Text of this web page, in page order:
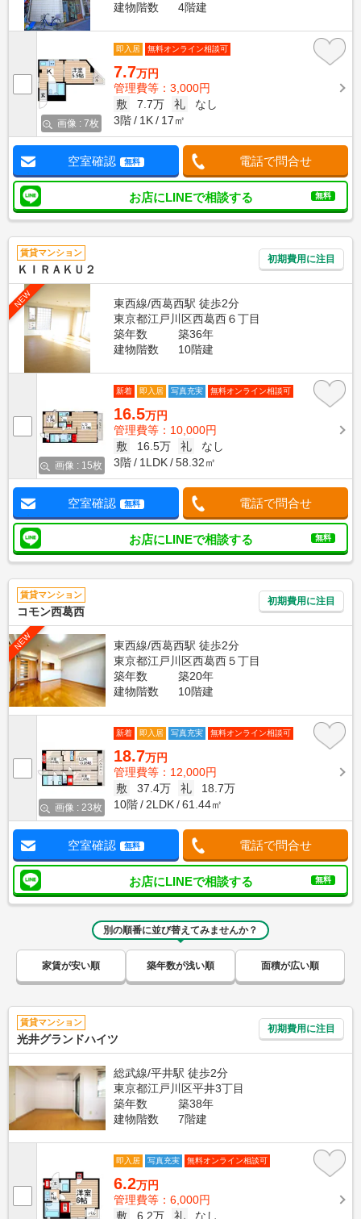
建物階数
4階建
画像 : 7枚
即入居 無料オンライン相談可
7.7万円
管理費等：3,000円
敷
7.7万 礼
なし
3階
1K 17㎡
空室確認 無料 電話で問合せ
お店にLINEで相談する 無料
賃貸マンション
ＫＩＲＡＫＵ２
初期費用に注目
NEW
東西線/西葛西駅 徒歩2分
東京都江戸川区西葛西６丁目
築年数
築36年
建物階数
10階建
画像 : 15枚
新着 即入居 写真充実 無料オンライン相談可
16.5万円
管理費等：10,000円
敷
16.5万 礼
なし
3階
1LDK 58.32㎡
空室確認 無料 電話で問合せ
お店にLINEで相談する 無料
賃貸マンション
コモン西葛西
初期費用に注目
NEW
東西線/西葛西駅 徒歩2分
東京都江戸川区西葛西５丁目
築年数
築20年
建物階数
10階建
画像 : 23枚
新着 即入居 写真充実 無料オンライン相談可
18.7万円
管理費等：12,000円
敷
37.4万 礼
18.7万
10階
2LDK 61.44㎡
空室確認 無料 電話で問合せ
お店にLINEで相談する 無料
別の順番に並び替えてみませんか？
家賃が安い順 築年数が浅い順 面積が広い順
賃貸マンション
光井グランドハイツ
初期費用に注目
総武線/平井駅 徒歩2分
東京都江戸川区平井3丁目
築年数
築38年
建物階数
7階建
即入居 写真充実 無料オンライン相談可
6.2万円
管理費等：6,000円
敷
6.2万 礼 なし